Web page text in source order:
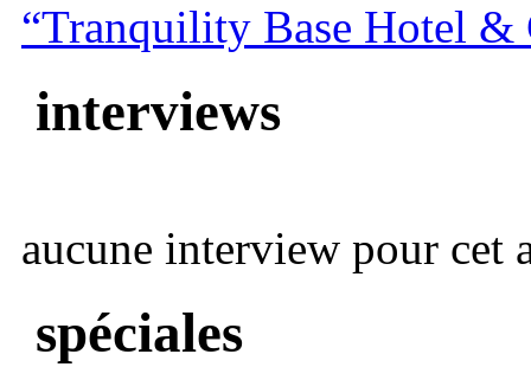
“Tranquility Base Hotel &
interviews
aucune interview pour cet
spéciales